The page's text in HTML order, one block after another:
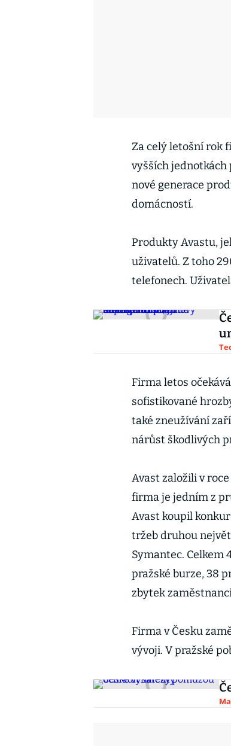
Za celý letošní rok
vyšších
nové generace
domácností.
Produkty Avastu,
uživatelů. Z toho
telefonech.
Firma letos
sofistikované
také zneužívání
nárůst škodlivých
Avast založili v
firma je jedním z
Avast koupil
tržeb druhou
Symantec. Celkem
pražské burze, 38
zbytek
Firma v Česku
vývoji. V pražské